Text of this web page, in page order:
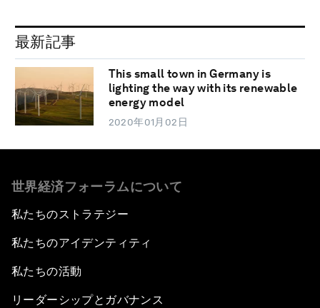
最新記事
This small town in Germany is
lighting the way with its renewable
energy model
2020年01月02日
世界経済フォーラムについて
私たちのストラテジー
私たちのアイデンティティ
私たちの活動
リーダーシップとガバナンス